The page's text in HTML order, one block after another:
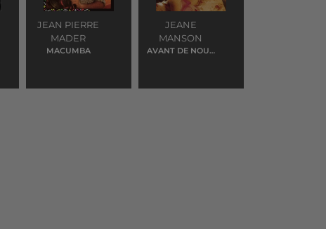
JEAN PIERRE
MADER
MACUMBA
JEANE
MANSON
AVANT DE NOUS